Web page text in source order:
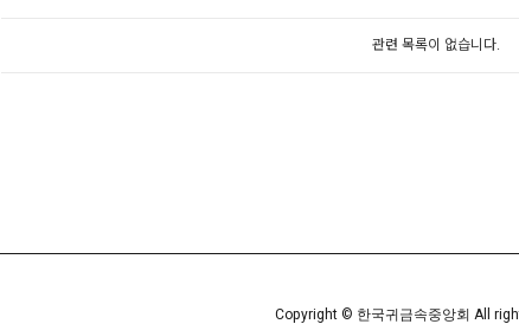
관련 목록이 없습니다.
Copyright © 한국귀금속중앙회 All